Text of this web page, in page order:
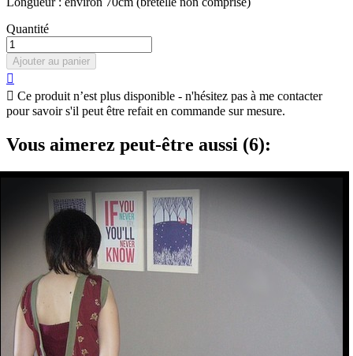
Quantité
Ajouter au panier

 Ce produit n’est plus disponible - n'hésitez pas à me contacter
pour savoir s'il peut être refait en commande sur mesure.
Vous aimerez peut-être aussi (6):